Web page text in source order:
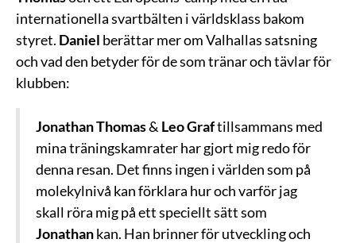
internationella svartbälten i världsklass bakom
styret. Daniel berättar mer om Valhallas satsning
och vad den betyder för de som tränar och tävlar för
klubben:
Jonathan Thomas& Leo Graftillsammans med
mina träningskamrater har gjort mig redo för
denna resan. Det finns ingen i världen som på
molekylnivå kan förklara hur och varför jag
skall röra mig på ett speciellt sätt som
Jonathankan. Han brinner för utveckling och